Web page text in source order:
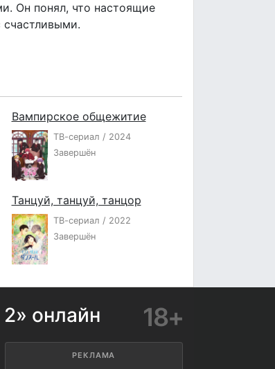
Он понял, что настоящие
Вампирское общежитие
ТВ-сериал / 2024
Завершён
Танцуй, танцуй, танцор
ТВ-сериал / 2022
Завершён
онлайн 18+
РЕКЛАМА